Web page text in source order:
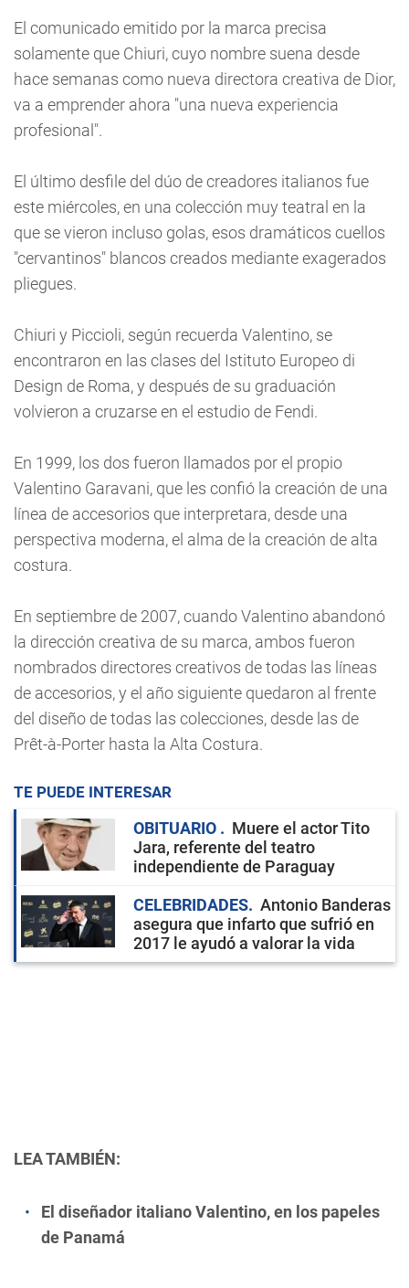
El comunicado emitido por la marca precisa
solamente que Chiuri, cuyo nombre suena desde
hace semanas como nueva directora creativa de Dior,
va a emprender ahora "una nueva experiencia
profesional".
El último desfile del dúo de creadores italianos fue
este miércoles, en una colección muy teatral en la
que se vieron incluso golas, esos dramáticos cuellos
"cervantinos" blancos creados mediante exagerados
pliegues.
Chiuri y Piccioli, según recuerda Valentino, se
encontraron en las clases del Istituto Europeo di
Design de Roma, y después de su graduación
volvieron a cruzarse en el estudio de Fendi.
En 1999, los dos fueron llamados por el propio
Valentino Garavani, que les confió la creación de una
línea de accesorios que interpretara, desde una
perspectiva moderna, el alma de la creación de alta
costura.
En septiembre de 2007, cuando Valentino abandonó
la dirección creativa de su marca, ambos fueron
nombrados directores creativos de todas las líneas
de accesorios, y el año siguiente quedaron al frente
del diseño de todas las colecciones, desde las de
Prêt-à-Porter hasta la Alta Costura.
TE PUEDE INTERESAR
OBITUARIO
Muere el actor Tito
Jara, referente del teatro
independiente de Paraguay
CELEBRIDADES
Antonio Banderas
asegura que infarto que sufrió en
2017 le ayudó a valorar la vida
LEA TAMBIÉN:
El diseñador italiano Valentino, en los papeles
de Panamá